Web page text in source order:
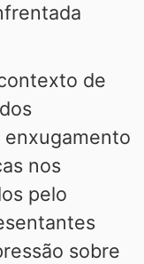
de
nos
pelo
sobre